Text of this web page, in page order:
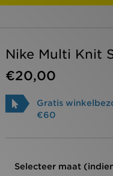
Nike Multi Knit
€20,00
Gratis
€60
Selecteer maat